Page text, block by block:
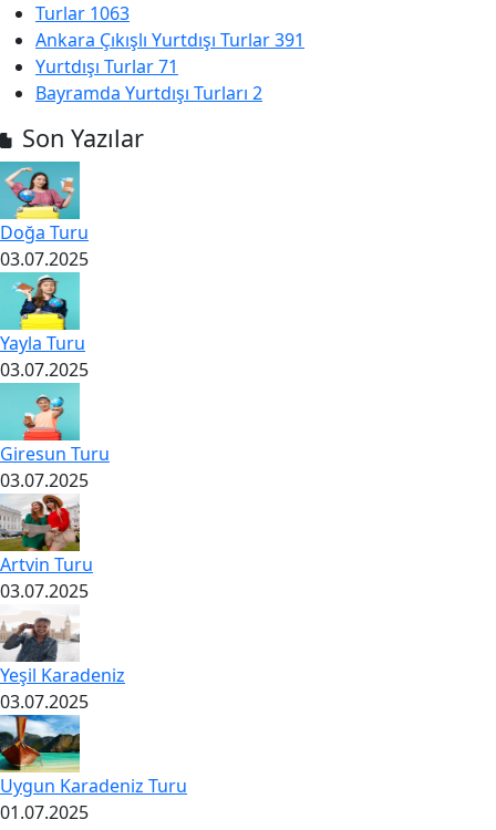
Turlar 1063
Ankara Çıkışlı Yurtdışı Turlar391
Yurtdışı Turlar71
Bayramda Yurtdışı Turları 2
Son Yazılar
Doğa Turu
03.07.2025
Yayla Turu
03.07.2025
Giresun Turu
03.07.2025
Artvin Turu
03.07.2025
Yeşil Karadeniz
03.07.2025
Uygun Karadeniz Turu
01.07.2025